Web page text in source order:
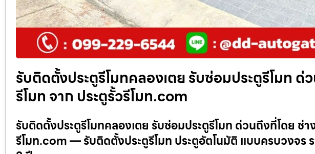
รับติดตั้งประตูรีโมทคลองเตย รับซ่อมประตูรีโมท ด่
รีโมท จาก ประตูรั้วรีโมท.com
รับติดตั้งประตูรีโมทคลองเตย รับซ่อมประตูรีโมท ด่วนถึงที่โดย ช่า
รีโมท.com — รับติดตั้งประตูรีโมท ประตูอัตโนมัติ แบบครบวงจร